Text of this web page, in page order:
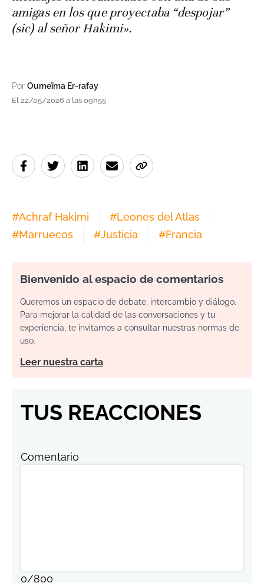
amigas en los que proyectaba “despojar”
(sic) al señor Hakimi».
Por Oumeïma Er-rafay
El 22/05/2026 a las 09h55
#Achraf Hakimi #Leones del Atlas
#Marruecos #Justicia #Francia
Bienvenido al espacio de comentarios
Queremos un espacio de debate, intercambio y diálogo.
Para mejorar la calidad de las conversaciones y tu
experiencia, te invitamos a consultar nuestras normas de
uso.
Leer nuestra carta
TUS REACCIONES
Comentario
0/800